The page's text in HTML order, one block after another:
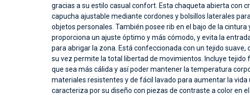
gracias a su estilo casual confort. Esta chaqueta abierta con
capucha ajustable mediante cordones y bolsillos laterales
objetos personales. También posee rib en el bajo de la cintura
proporciona un ajuste óptimo y más cómodo, y evita la
para abrigar la zona. Está confeccionada con un tejido suave,
su vez permite la total libertad de movimientos. Incluye tejido
que sea más cálida y así poder mantener la temperatura
materiales resistentes y de fácil lavado para aumentar la vida
caracteriza por su diseño con piezas de contraste a color en